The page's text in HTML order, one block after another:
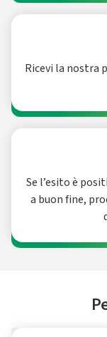
Ricevi la nostra
Se l’esito è
a buon fine,